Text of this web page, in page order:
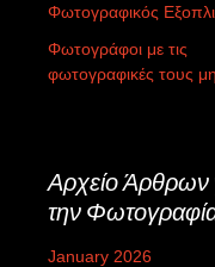
Φωτογραφικός
Φωτογράφοι με τις
φωτογραφικές τους
Αρχείο Άρθρων
την
January 2026